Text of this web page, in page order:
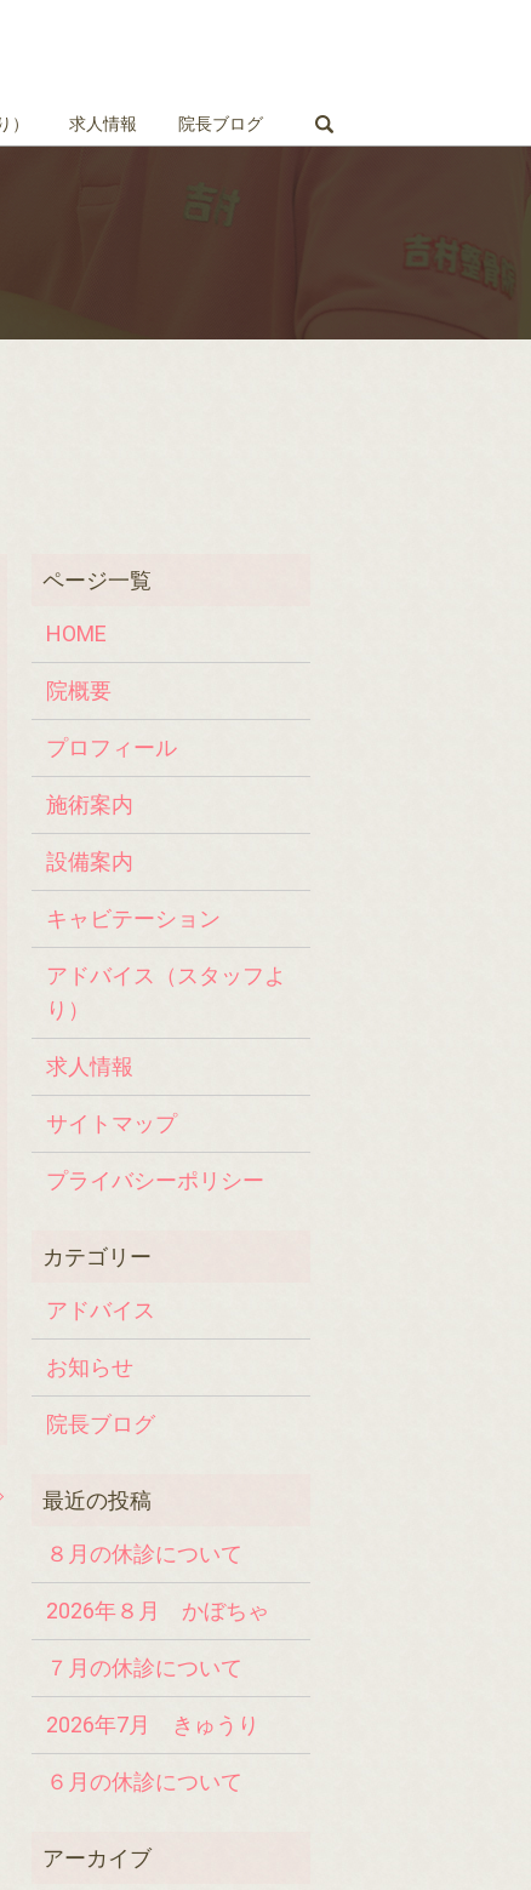
） 求人情報 院長ブログ
HOME
院概要
プロフィール
施術案内
設備案内
キャビテーション
アドバイス（スタッフよ
り）
求人情報
サイトマップ
プライバシーポリシー
アドバイス
お知らせ
院長ブログ
８月の休診について
2026年８月 かぼちゃ
７月の休診について
2026年7月 きゅうり
６月の休診について